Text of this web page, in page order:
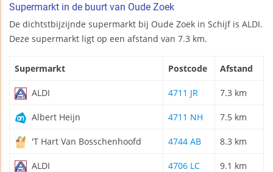
Supermarkt in de buurt van Oude Zoek
De dichtstbijzijnde supermarkt bij Oude Zoek in Schijf is ALDI.
Deze supermarkt ligt op een afstand van 7.3 km.
Supermarkt Postcode Afstand
ALDI 4711 JR 7.3 km
Albert Heijn 4711 NH 7.5 km
'T Hart Van Bosschenhoofd 4744 AB 8.3 km
ALDI 4706 LC 9.1 km